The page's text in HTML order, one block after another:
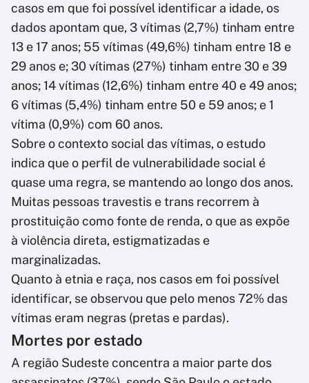
casos em que foi possível identificar a idade, os
dados apontam que, 3 vítimas (2,7%) tinham entre
13 e 17 anos; 55 vítimas (49,6%) tinham entre 18 e
29 anos e; 30 vítimas (27%) tinham entre 30 e 39
anos; 14 vítimas (12,6%) tinham entre 40 e 49 anos;
6 vítimas (5,4%) tinham entre 50 e 59 anos; e 1
vítima (0,9%) com 60 anos.
Sobre o contexto social das vítimas, o estudo
indica que o perfil de vulnerabilidade social é
quase uma regra, se mantendo ao longo dos anos.
Muitas pessoas travestis e trans recorrem à
prostituição como fonte de renda, o que as expõe
à violência direta, estigmatizadas e
marginalizadas.
Quanto à etnia e raça, nos casos em foi possível
identificar, se observou que pelo menos 72% das
vítimas eram negras (pretas e pardas).
Mortes por estado
A região Sudeste concentra a maior parte dos